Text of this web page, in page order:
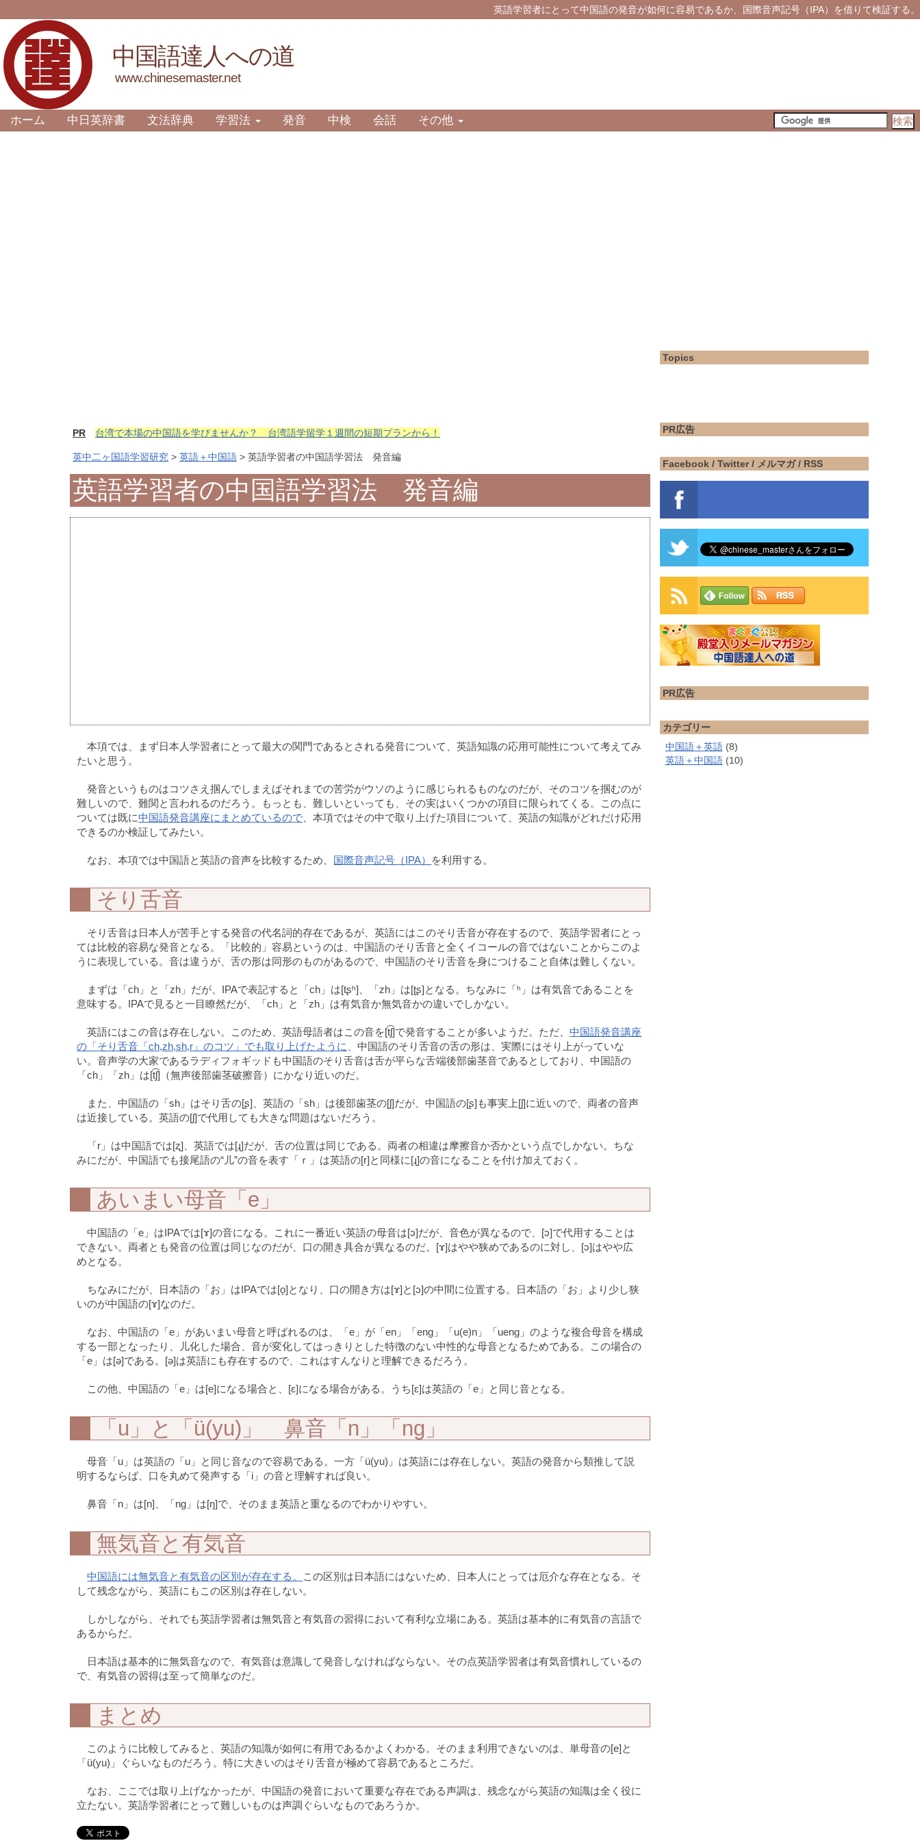
英語学習者にとって中国語の発音が如何に容易であるか、国際音声記号（IPA）を借りて検証する。
中国語達人への道
www.chinesemaster.net
ホーム 中日英辞書 文法辞典 学習法 発音 中検 会話 その他
Topics
PR 台湾で本場の中国語を学びませんか？ 台湾語学留学１週間の短期プランから！
英中二ヶ国語学習研究 > 英語＋中国語 > 英語学習者の中国語学習法 発音編
英語学習者の中国語学習法 発音編
本項では、まず日本人学習者にとって最大の関門であるとされる発音について、英語知識の応用可能性について考えてみ
たいと思う。
発音というものはコツさえ掴んでしまえばそれまでの苦労がウソのように感じられるものなのだが、そのコツを掴むのが
難しいので、難関と言われるのだろう。もっとも、難しいといっても、その実はいくつかの項目に限られてくる。この点に
ついては既に中国語発音講座にまとめているので 、本項ではその中で取り上げた項目について、英語の知識がどれだけ応用
できるのか検証してみたい。
なお、本項では中国語と英語の音声を比較するため、 国際音声記号（IPA） を利用する。
そり舌音
そり舌音は日本人が苦手とする発音の代名詞的存在であるが、英語にはこのそり舌音が存在するので、英語学習者にとっ
ては比較的容易な発音となる。「比較的」容易というのは、中国語のそり舌音と全くイコールの音ではないことからこのよ
うに表現している。音は違うが、舌の形は同形のものがあるので、中国語のそり舌音を身につけること自体は難しくない。
まずは「ch」と「zh」だが、IPAで表記すると「ch」は[tʂʰ]、「zh」は[ʈʂ]となる。ちなみに「ʰ」は有気音であることを
意味する。IPAで見ると一目瞭然だが、「ch」と「zh」は有気音か無気音かの違いでしかない。
英語にはこの音は存在しない。このため、英語母語者はこの音を[t͡ʃ]で発音することが多いようだ。ただ、中国語発音講座
の「そり舌音「ch,zh,sh,r」のコツ」でも取り上げたように
、中国語のそり舌音の舌の形は、実際にはそり上がっていな
い。音声学の大家であるラディフォギッドも中国語のそり舌音は舌が平らな舌端後部歯茎音であるとしており、中国語の
「ch」「zh」は[t͡ʃ]（無声後部歯茎破擦音）にかなり近いのだ。
また、中国語の「sh」はそり舌の[ʂ]、英語の「sh」は後部歯茎の[ʃ]だが、中国語の[ʂ]も事実上[ʃ]に近いので、両者の音声
は近接している。英語の[ʃ]で代用しても大きな問題はないだろう。
「r」は中国語では[ʐ]、英語では[ɻ]だが、舌の位置は同じである。両者の相違は摩擦音か否かという点でしかない。ちな
みにだが、中国語でも接尾語の“儿”の音を表す「ｒ」は英語の[r]と同様に[ɻ]の音になることを付け加えておく。
あいまい母音「e」
中国語の「e」はIPAでは[ɤ]の音になる。これに一番近い英語の母音は[ɔ]だが、音色が異なるので、[ɔ]で代用することは
できない。両者とも発音の位置は同じなのだが、口の開き具合が異なるのだ。[ɤ]はやや狭めであるのに対し、[ɔ]はやや広
めとなる。
ちなみにだが、日本語の「お」はIPAでは[o̞]となり、口の開き方は[ɤ]と[ɔ]の中間に位置する。日本語の「お」より少し狭
いのが中国語の[ɤ]なのだ。
なお、中国語の「e」があいまい母音と呼ばれるのは、「e」が「en」「eng」「u(e)n」「ueng」のような複合母音を構成
する一部となったり、儿化した場合、音が変化してはっきりとした特徴のない中性的な母音となるためである。この場合の
「e」は[ə]である。[ə]は英語にも存在するので、これはすんなりと理解できるだろう。
この他、中国語の「e」は[e]になる場合と、[ɛ]になる場合がある。うち[ɛ]は英語の「e」と同じ音となる。
「u」と「ü(yu)」 鼻音「n」「ng」
母音「u」は英語の「u」と同じ音なので容易である。一方「ü(yu)」は英語には存在しない。英語の発音から類推して説
明するならば、口を丸めて発声する「i」の音と理解すれば良い。
鼻音「n」は[n]、「ng」は[ŋ]で、そのまま英語と重なるのでわかりやすい。
無気音と有気音
中国語には無気音と有気音の区別が存在する。 この区別は日本語にはないため、日本人にとっては厄介な存在となる。そ
して残念ながら、英語にもこの区別は存在しない。
しかしながら、それでも英語学習者は無気音と有気音の習得において有利な立場にある。英語は基本的に有気音の言語で
あるからだ。
日本語は基本的に無気音なので、有気音は意識して発音しなければならない。その点英語学習者は有気音慣れしているの
で、有気音の習得は至って簡単なのだ。
まとめ
このように比較してみると、英語の知識が如何に有用であるかよくわかる。そのまま利用できないのは、単母音の[e]と
「ü(yu)」ぐらいなものだろう。特に大きいのはそり舌音が極めて容易であるところだ。
なお、ここでは取り上げなかったが、中国語の発音において重要な存在である声調は、残念ながら英語の知識は全く役に
立たない。英語学習者にとって難しいものは声調ぐらいなものであろうか。
PR広告
Facebook / Twitter / メルマガ / RSS
PR広告
カテゴリー
中国語＋英語(8)
英語＋中国語(10)